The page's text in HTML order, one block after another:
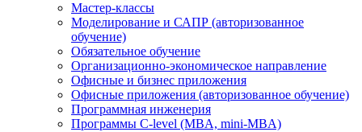
Мастер-классы
Моделирование и САПР (авторизованное
обучение)
Обязательное обучение
Организационно-экономическое направление
Офисные и бизнес приложения
Офисные приложения (авторизованное обучение)
Программная инженерия
Программы C-level (MBA, mini-MBA)